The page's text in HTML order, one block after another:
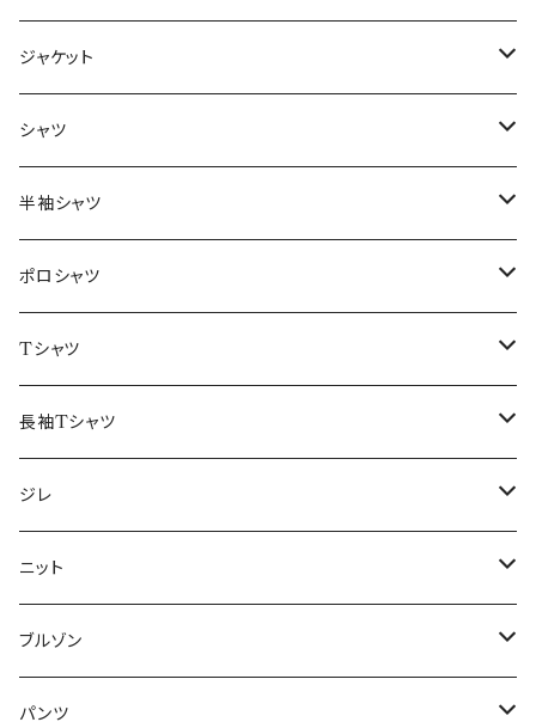
ジャケット
～44/S
46/M
48/L
50/XL～
シャツ
～44/S
46/M
48/L
50/XL～
半袖シャツ
～44/S
46/M
48/L
50/XL～
ポロシャツ
～44/S
46/M
48/L
50/XL～
Tシャツ
～44/S
46/M
48/L
50/XL～
長袖Tシャツ
～44/S
46/M
48/L
50/XL～
ジレ
～44/S
46/M
48/L
ニット
～44/S
46/M
ブルゾン
～44/S
パンツ